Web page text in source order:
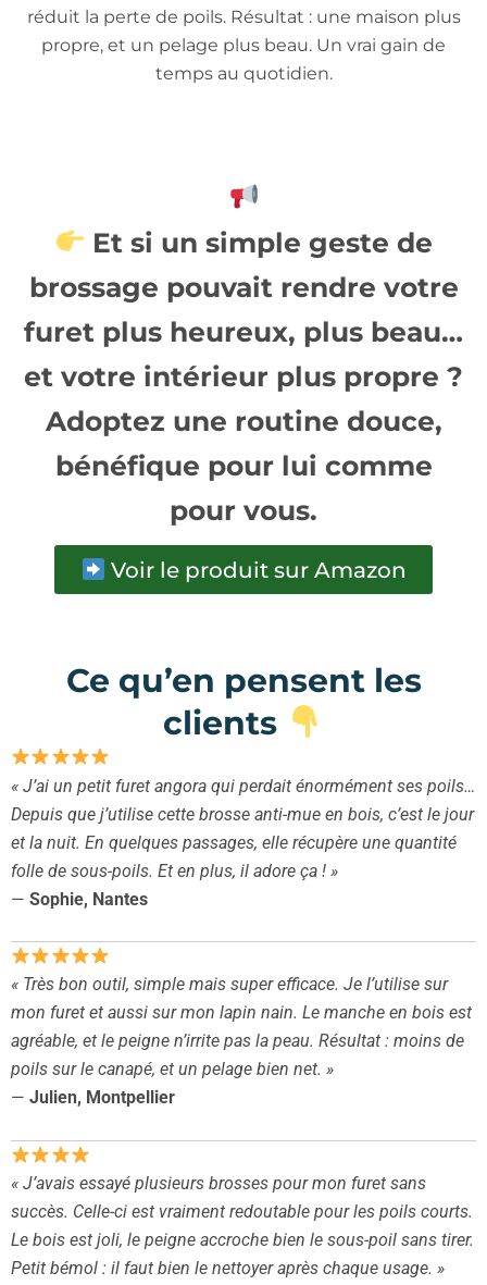
réduit la perte de poils. Résultat : une maison plus
propre, et un pelage plus beau. Un vrai gain de
temps au quotidien.
Et si un simple geste de
brossage pouvait rendre votre
furet plus heureux, plus beau…
et votre intérieur plus propre ?
Adoptez une routine douce,
bénéfique pour lui comme
pour vous.
Voir le produit sur Amazon
Ce qu’en pensent les
clients
« J’ai un petit furet angora qui perdait énormément ses poils…
Depuis que j’utilise cette brosse anti-mue en bois, c’est le jour
et la nuit. En quelques passages, elle récupère une quantité
folle de sous-poils. Et en plus, il adore ça ! »
— Sophie, Nantes
« Très bon outil, simple mais super efficace. Je l’utilise sur
mon furet et aussi sur mon lapin nain. Le manche en bois est
agréable, et le peigne n’irrite pas la peau. Résultat : moins de
poils sur le canapé, et un pelage bien net. »
— Julien, Montpellier
« J’avais essayé plusieurs brosses pour mon furet sans
succès. Celle-ci est vraiment redoutable pour les poils courts.
Le bois est joli, le peigne accroche bien le sous-poil sans tirer.
Petit bémol : il faut bien le nettoyer après chaque usage. »